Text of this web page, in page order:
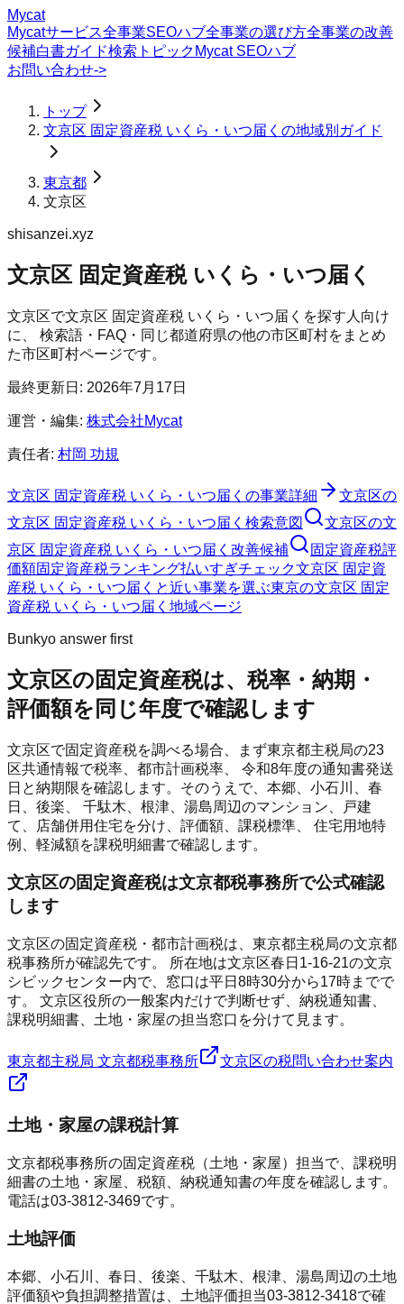
Mycat
Mycatサービス全事業SEOハブ全事業の選び方全事業の改善
候補白書ガイド検索トピック Mycat SEOハブ
お問い合わせ->
トップ
文京区 固定資産税 いくら・いつ届くの地域別ガイド
東京都
文京区
shisanzei.xyz
文京区 固定資産税 いくら・いつ届く
文京区で文京区 固定資産税 いくら・いつ届く を探す人向け
に、 検索語・FAQ・同じ都道府県の他の市区町村をまとめ
た市区町村ページです。
最終更新日: 2026年7月17日
運営・編集: 株式会社Mycat
責任者: 村岡 功規
文京区 固定資産税 いくら・いつ届く の事業詳細 文京区の
文京区 固定資産税 いくら・いつ届く 検索意図 文京区の文
京区 固定資産税 いくら・いつ届く 改善候補
固定資産税評
価額固定資産税ランキング払いすぎチェック文京区 固定資
産税 いくら・いつ届くと近い事業を選ぶ東京の文京区 固定
資産税 いくら・いつ届く 地域ページ
Bunkyo answer first
文京区の固定資産税は、税率・納期・
評価額を同じ年度で確認します
文京区で固定資産税を調べる場合、まず東京都主税局の23
区共通情報で税率、都市計画税率、 令和8年度の通知書発送
日と納期限を確認します。そのうえで、本郷、小石川、春
日、後楽、 千駄木、根津、湯島周辺のマンション、戸建
て、店舗併用住宅を分け、評価額、課税標準、 住宅用地特
例、軽減額を課税明細書で確認します。
文京区の固定資産税は文京都税事務所で公式確認
します
文京区の固定資産税・都市計画税は、東京都主税局の文京都
税事務所が確認先です。 所在地は文京区春日1-16-21の文京
シビックセンター内で、窓口は平日8時30分から17時までで
す。 文京区役所の一般案内だけで判断せず、納税通知書、
課税明細書、土地・家屋の担当窓口を分けて見ます。
東京都主税局 文京都税事務所 文京区の税問い合わせ案内
土地・家屋の課税計算
文京都税事務所の固定資産税（土地・家屋）担当で、課税明
細書の土地・家屋、税額、納税通知書の年度を確認します。
電話は03-3812-3469です。
土地評価
本郷、小石川、春日、後楽、千駄木、根津、湯島周辺の土地
評価額や負担調整措置は、土地評価担当03-3812-3418で確